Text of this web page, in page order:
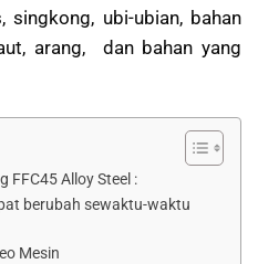
ubi-ubian, bahan
arang, dan bahan yang
FFC45 Alloy Steel :
berubah sewaktu-waktu
Mesin